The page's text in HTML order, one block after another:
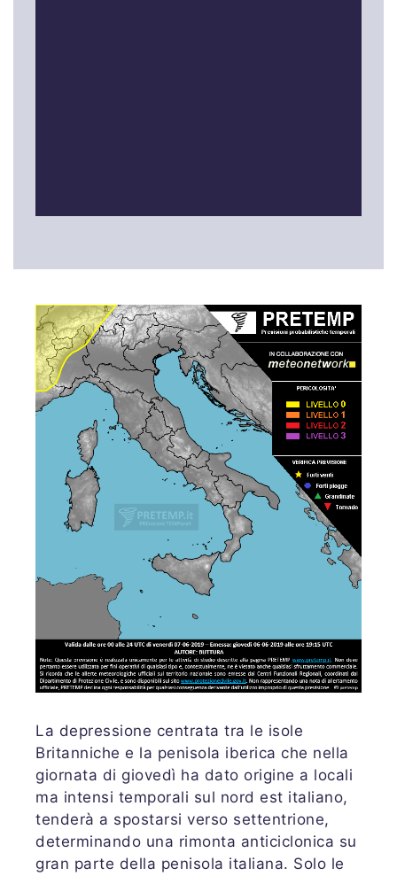
La depressione centrata tra le isole
Britanniche e la penisola iberica che nella
giornata di giovedì ha dato origine a locali
ma intensi temporali sul nord est italiano,
tenderà a spostarsi verso settentrione,
determinando una rimonta anticiclonica su
gran parte della penisola italiana. Solo le